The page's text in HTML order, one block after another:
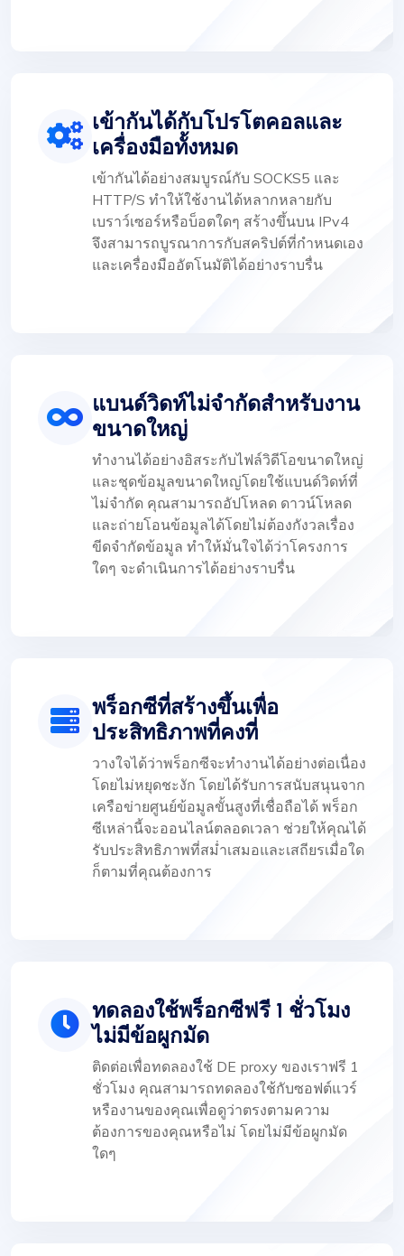
เข้ากันได้กับโปรโตคอลและ
เครื่องมือทั้งหมด
เข้ากันได้อย่างสมบูรณ์กับ SOCKS5 และ
HTTP/S ทำให้ใช้งานได้หลากหลายกับ
เบราว์เซอร์หรือบ็อตใดๆ สร้างขึ้นบน IPv4
จึงสามารถบูรณาการกับสคริปต์ที่กำหนดเอง
และเครื่องมืออัตโนมัติได้อย่างราบรื่น
แบนด์วิดท์ไม่จำกัดสำหรับงาน
ขนาดใหญ่
ทำงานได้อย่างอิสระกับไฟล์วิดีโอขนาดใหญ่
และชุดข้อมูลขนาดใหญ่โดยใช้แบนด์วิดท์ที่
ไม่จำกัด คุณสามารถอัปโหลด ดาวน์โหลด
และถ่ายโอนข้อมูลได้โดยไม่ต้องกังวลเรื่อง
ขีดจำกัดข้อมูล ทำให้มั่นใจได้ว่าโครงการ
ใดๆ จะดำเนินการได้อย่างราบรื่น
พร็อกซีที่สร้างขึ้นเพื่อ
ประสิทธิภาพที่คงที่
วางใจได้ว่าพร็อกซีจะทำงานได้อย่างต่อเนื่อง
โดยไม่หยุดชะงัก โดยได้รับการสนับสนุนจาก
เครือข่ายศูนย์ข้อมูลขั้นสูงที่เชื่อถือได้ พร็อก
ซีเหล่านี้จะออนไลน์ตลอดเวลา ช่วยให้คุณได้
รับประสิทธิภาพที่สม่ำเสมอและเสถียรเมื่อใด
ก็ตามที่คุณต้องการ
ทดลองใช้พร็อกซีฟรี 1 ชั่วโมง
ไม่มีข้อผูกมัด
ติดต่อเพื่อทดลองใช้ DE proxy ของเราฟรี 1
ชั่วโมง คุณสามารถทดลองใช้กับซอฟต์แวร์
หรืองานของคุณเพื่อดูว่าตรงตามความ
ต้องการของคุณหรือไม่ โดยไม่มีข้อผูกมัด
ใดๆ